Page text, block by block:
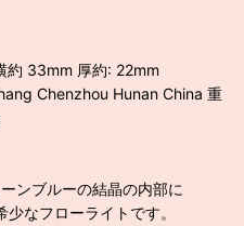
33mm 厚約: 22mm
Chenzhou Hunan China 重
27g
ンブルーの結晶の内部に
なフローライトです。